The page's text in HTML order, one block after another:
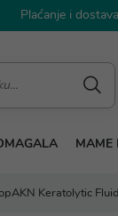
Plaćanje i dostava
MAME
Keratolytic Fluid